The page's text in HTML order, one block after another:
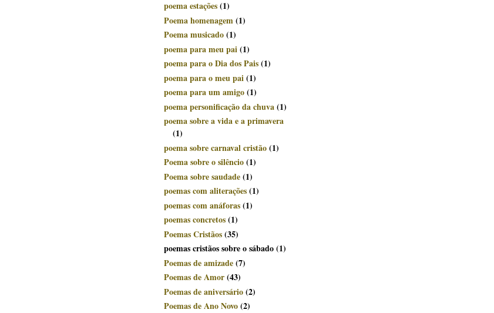
poema estações(1)
Poema homenagem(1)
Poema musicado(1)
poema para meu pai(1)
poema para o Dia dos Pais(1)
poema para o meu pai(1)
poema para um amigo(1)
poema personificação da chuva(1)
poema sobre a vida e a primavera
(1)
poema sobre carnaval cristão(1)
Poema sobre o silêncio(1)
Poema sobre saudade(1)
poemas com aliterações(1)
poemas com anáforas(1)
poemas concretos(1)
Poemas Cristãos(35)
poemas cristãos sobre o sábado(1)
Poemas de amizade(7)
Poemas de Amor(43)
Poemas de aniversário(2)
Poemas de Ano Novo(2)